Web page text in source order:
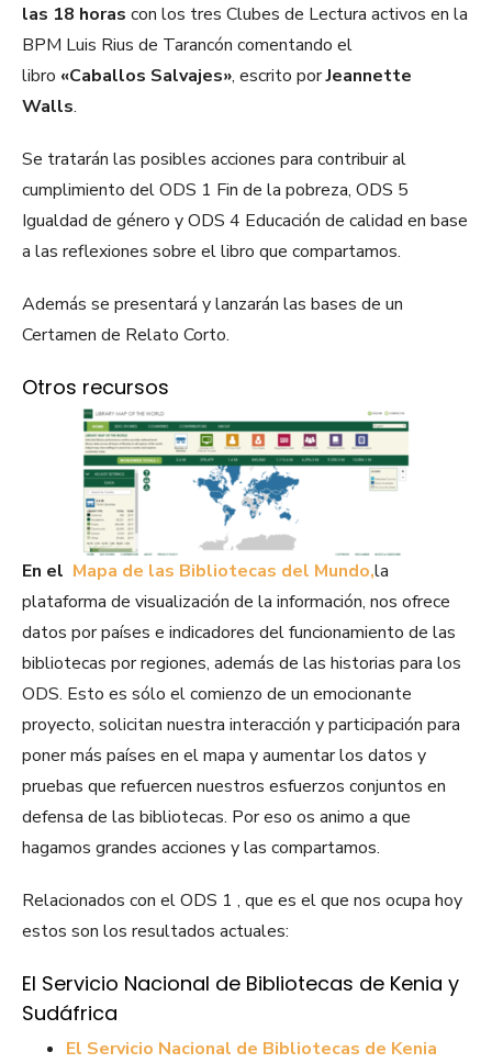
las 18 horas con los tres Clubes de Lectura activos en la
BPM Luis Rius de Tarancón comentando el
libro «Caballos Salvajes», escrito porJeannette
Walls.
Se tratarán las posibles acciones para contribuir al
cumplimiento del ODS 1 Fin de la pobreza, ODS 5
Igualdad de género y ODS 4 Educación de calidad en base
a las reflexiones sobre el libro que compartamos.
Además se presentará y lanzarán las bases de un
Certamen de Relato Corto.
Otros recursos
En el Mapa de las Bibliotecas del Mundo,la
plataforma de visualización de la información, nos ofrece
datos por países e indicadores del funcionamiento de las
bibliotecas por regiones, además de las historias para los
ODS. Esto es sólo el comienzo de un emocionante
proyecto, solicitan nuestra interacción y participación para
poner más países en el mapa y aumentar los datos y
pruebas que refuercen nuestros esfuerzos conjuntos en
defensa de las bibliotecas. Por eso os animo a que
hagamos grandes acciones y las compartamos.
Relacionados con el ODS 1 , que es el que nos ocupa hoy
estos son los resultados actuales:
El Servicio Nacional de Bibliotecas de Kenia y
Sudáfrica
El Servicio Nacional de Bibliotecas de Kenia